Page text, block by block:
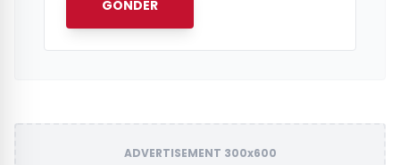
GÖNDER
ADVERTISEMENT 300x600